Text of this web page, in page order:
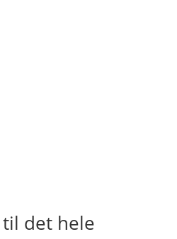
det hele